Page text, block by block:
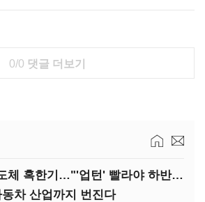
0/0 댓글 더보기
길어지는 K-반도체 혹한기…"'업턴' 빨라야 하반기"
차 산업까지 번진다